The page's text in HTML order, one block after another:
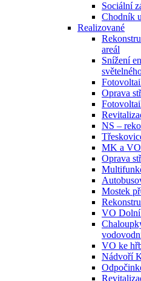
Sociální
Chodník
Realizované
areál
Snížení
Oprava
NS –
MK a
Oprava
Mostek
VO
VO ke
Nádvoří